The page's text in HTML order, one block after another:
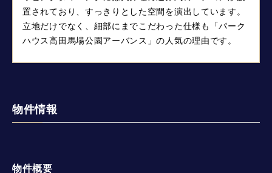
置されており、すっきりとした空間を演出しています。
立地だけでなく、細部にまでこだわった仕様も「パーク
ハウス高田馬場公園アーバンス」の人気の理由です。
物件情報
物件概要